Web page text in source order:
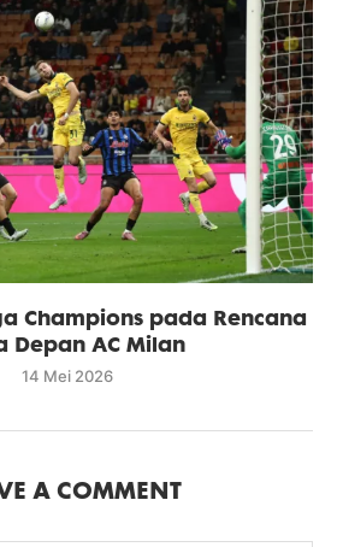
Champions pada Rencana
Depan AC Milan
14 Mei 2026
A COMMENT